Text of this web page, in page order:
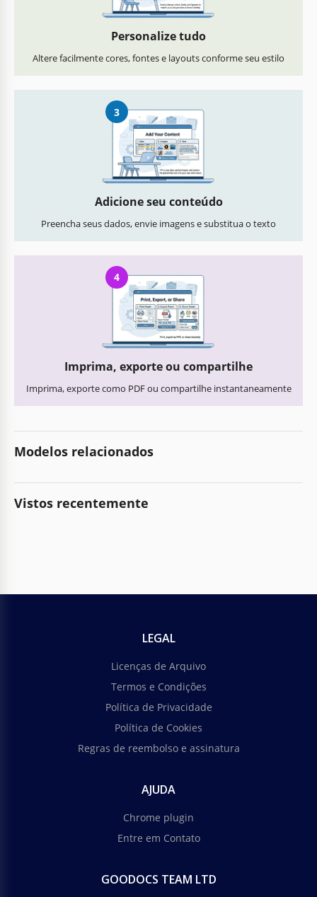
Personalize tudo
Altere facilmente cores, fontes e layouts conforme seu estilo
3
Adicione seu conteúdo
Preencha seus dados, envie imagens e substitua o texto
4
Imprima, exporte ou compartilhe
Imprima, exporte como PDF ou compartilhe instantaneamente
Modelos relacionados
Vistos recentemente
LEGAL
Licenças de Arquivo
Termos e Condições
Política de Privacidade
Política de Cookies
Regras de reembolso e assinatura
AJUDA
Chrome plugin
Entre em Contato
GOODOCS TEAM LTD